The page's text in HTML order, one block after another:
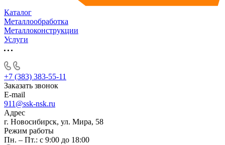
Каталог
Металлообработка
Металлоконструкции
Услуги
+7 (383) 383-55-11
Заказать звонок
E-mail
911@ssk-nsk.ru
Адрес
г. Новосибирск, ул. Мира, 58
Режим работы
Пн. – Пт.: с 9:00 до 18:00